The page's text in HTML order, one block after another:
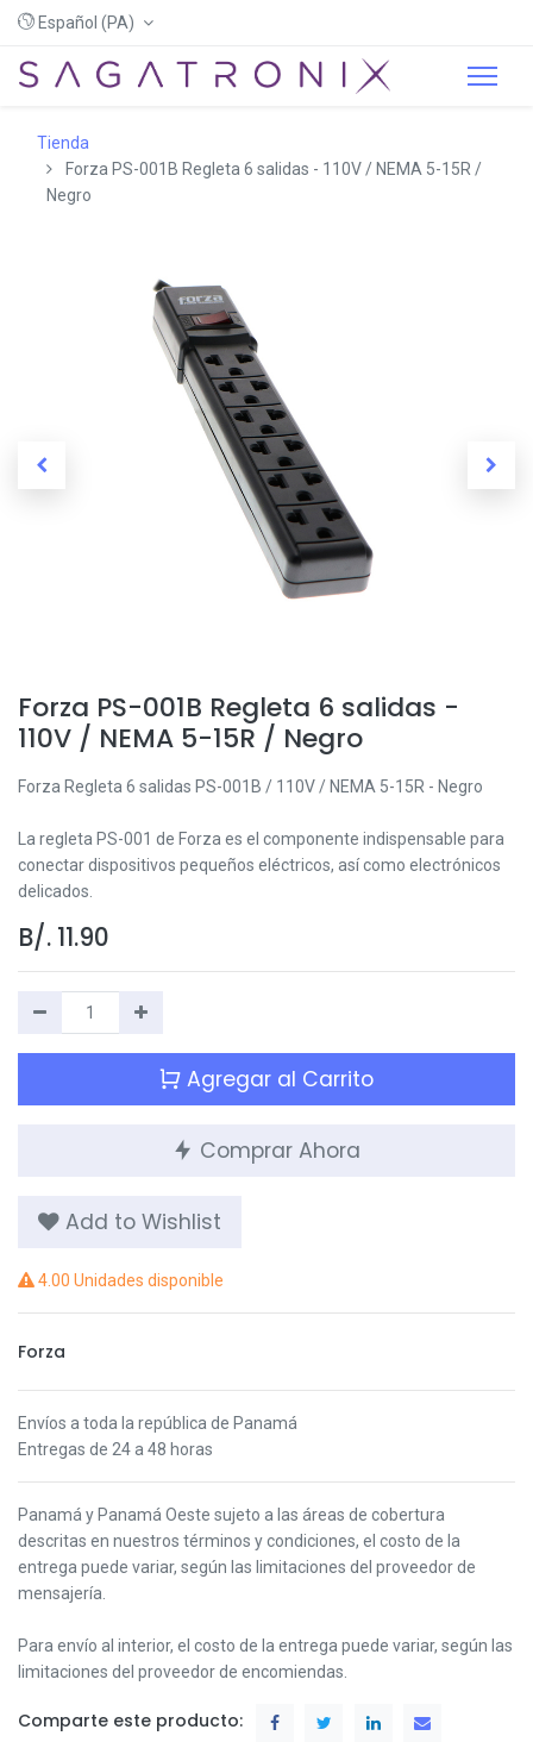
Español (PA)
Tienda
Forza PS-001B Regleta 6 salidas - 110V / NEMA 5-15R /
Negro
Forza PS-001B Regleta 6 salidas -
110V / NEMA 5-15R / Negro
Forza Regleta 6 salidas PS-001B / 110V / NEMA 5-15R - Negro
La regleta PS-001 de Forza es el componente indispensable para
conectar dispositivos pequeños eléctricos, así como electrónicos
delicados.
B/. 11.90
Agregar al Carrito
Comprar Ahora
Add to Wishlist
4.00 Unidades disponible
Forza
Envíos a toda la república de Panamá
Entregas de 24 a 48 horas
Panamá y Panamá Oeste sujeto a las áreas de cobertura
descritas en nuestros términos y condiciones, el costo de la
entrega puede variar, según las limitaciones del proveedor de
mensajería.
Para envío al interior, el costo de la entrega puede variar, según las
limitaciones del proveedor de encomiendas.
Comparte este producto: